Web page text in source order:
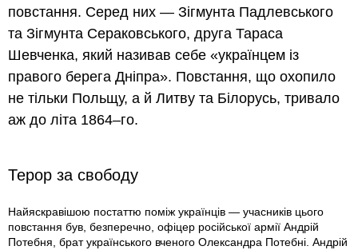
повстання. Серед них — Зігмунта Падлевського
та Зігмунта Сераковського, друга Тараса
Шевченка, який називав себе «українцем iз
правого берега Дніпра». Повстання, що охопило
не тільки Польщу, а й Литву та Білорусь, тривало
аж до літа 1864–го.
Терор за свободу
Найяскравішою постаттю поміж українців — учасників цього
повстання був, безперечно, офіцер російської армії Андрій
Потебня, брат українського вченого Олександра Потебні. Андрій